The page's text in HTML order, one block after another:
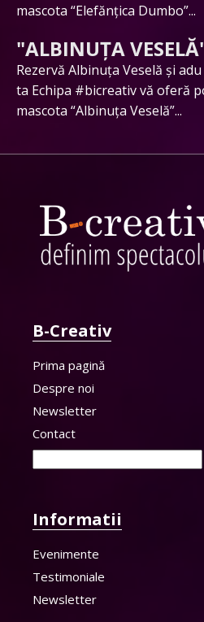
mascota “Elefănțica Dumbo”...
"ALBINUȚA
Rezervă Albinuța Veselă și
ta Echipa #bicreativ vă oferă
mascota “Albinuța Veselă”...
B-Creativ
Prima pagină
Despre noi
Newsletter
Contact
Informatii
Evenimente
Testimoniale
Newsletter